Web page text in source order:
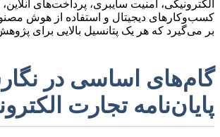
الکترونیکی، امنیت سایبری، پرداخت‌های آنلاین،
کسب‌وکارهای دیجیتال و استفاده از هوش
بر می‌گیرد که هر یک پتانسیل بالایی برای
گام‌های اساسی در
پایان‌نامه تجارت